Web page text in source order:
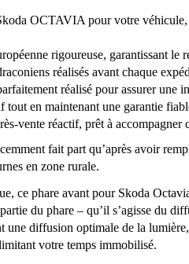
OCTAVIA pour votre véhicule,
rigoureuse, garantissant le
réalisés avant chaque
réalisé pour assurer une
tout en maintenant une garantie
vente réactif, prêt à accompagner
fait part qu’après avoir
en zone rurale.
ce phare avant pour Skoda
du phare – qu’il s’agisse du
une diffusion optimale de la
votre temps immobilisé.